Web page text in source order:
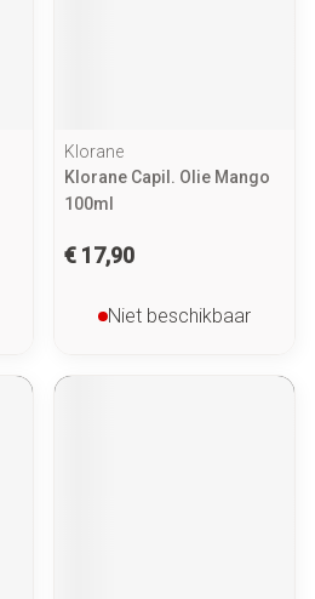
Klorane
Klorane Capil. Olie Mango
100ml
€ 17,90
Niet beschikbaar